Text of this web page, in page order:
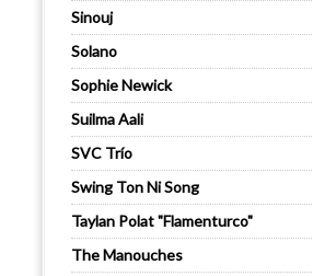
Sinouj
Solano
Sophie Newick
Suilma Aali
SVC Trío
Swing Ton Ni Song
Taylan Polat "Flamenturco"
The Manouches